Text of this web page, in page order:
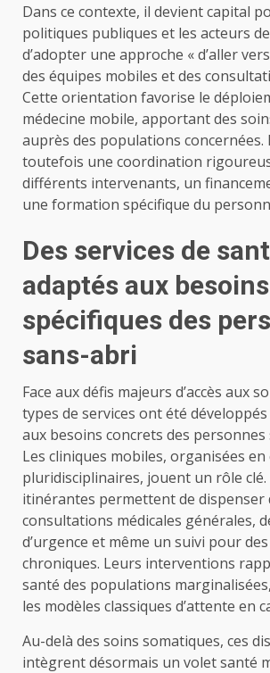
Dans ce contexte, il devient capital
politiques publiques et les acteurs
d’adopter une approche « d’aller
des équipes mobiles et des
Cette orientation favorise le
médecine mobile, apportant des
auprès des populations concernées.
toutefois une coordination
différents intervenants, un
une formation spécifique du
Des services de
adaptés aux besoins
spécifiques des
sans-abri
Face aux défis majeurs d’accès aux
types de services ont été
aux besoins concrets des personnes
Les cliniques mobiles, organisées en
pluridisciplinaires, jouent un rôle clé.
itinérantes permettent de dispenser
consultations médicales générales,
d’urgence et même un suivi pour
chroniques. Leurs interventions
santé des populations
les modèles classiques d’attente en
Au-delà des soins somatiques, ces
intègrent désormais un volet santé